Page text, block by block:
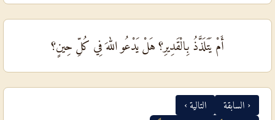
أَمْ يَتَلَذَّذُ بِالْقَدِيرِ؟ هَلْ يَدْعُو اللهَ فِي كُلِّ حِينٍ؟
‹ السابقة التالية ›